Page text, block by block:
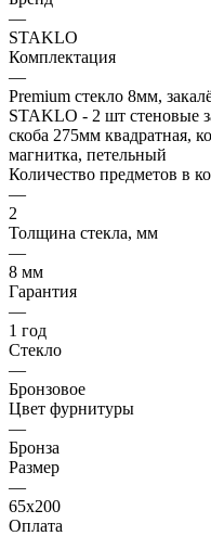
—
STAKLO
Комплектация
—
Premium стекло 8мм,
STAKLO - 2 шт стеновые
скоба 275мм квадратная,
магнитка, петельный
Количество предметов в
—
2
Толщина стекла, мм
—
8 мм
Гарантия
—
1 год
Стекло
—
Бронзовое
Цвет фурнитуры
—
Бронза
Размер
—
65x200
Оплата